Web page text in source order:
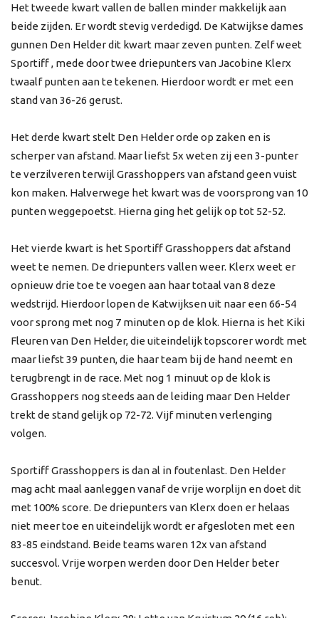
Het tweede kwart vallen de ballen minder makkelijk aan
beide zijden. Er wordt stevig verdedigd. De Katwijkse dames
gunnen Den Helder dit kwart maar zeven punten. Zelf weet
Sportiff , mede door twee driepunters van Jacobine Klerx
twaalf punten aan te tekenen. Hierdoor wordt er met een
stand van 36-26 gerust.
Het derde kwart stelt Den Helder orde op zaken en is
scherper van afstand. Maar liefst 5x weten zij een 3-punter
te verzilveren terwijl Grasshoppers van afstand geen vuist
kon maken. Halverwege het kwart was de voorsprong van 10
punten weggepoetst. Hierna ging het gelijk op tot 52-52.
Het vierde kwart is het Sportiff Grasshoppers dat afstand
weet te nemen. De driepunters vallen weer. Klerx weet er
opnieuw drie toe te voegen aan haar totaal van 8 deze
wedstrijd. Hierdoor lopen de Katwijksen uit naar een 66-54
voor sprong met nog 7 minuten op de klok. Hierna is het Kiki
Fleuren van Den Helder, die uiteindelijk topscorer wordt met
maar liefst 39 punten, die haar team bij de hand neemt en
terugbrengt in de race. Met nog 1 minuut op de klok is
Grasshoppers nog steeds aan de leiding maar Den Helder
trekt de stand gelijk op 72-72. Vijf minuten verlenging
volgen.
Sportiff Grasshoppers is dan al in foutenlast. Den Helder
mag acht maal aanleggen vanaf de vrije worplijn en doet dit
met 100% score. De driepunters van Klerx doen er helaas
niet meer toe en uiteindelijk wordt er afgesloten met een
83-85 eindstand. Beide teams waren 12x van afstand
succesvol. Vrije worpen werden door Den Helder beter
benut.